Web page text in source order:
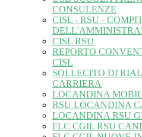
CONSULENZE
CISL - RSU -
CISL RSU
REPORTO
CISL
SOLLECITO DI
CARRIERA
LOCANDINA
RSU LOCANDINA
LOCANDINA RSU
FLC CGIL RSU